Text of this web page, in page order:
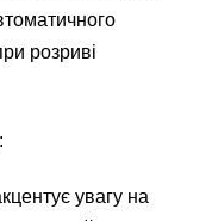
розриві
увагу на